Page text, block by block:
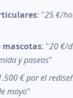
: "25 €/
mascotas: "20 €/
y paseos"
€ por el
mayo"